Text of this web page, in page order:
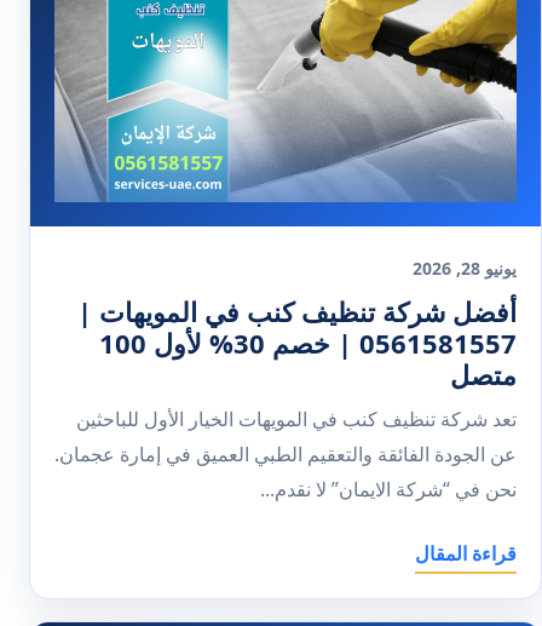
يونيو 28, 2026
أفضل شركة تنظيف كنب في المويهات |
0561581557 | خصم 30% لأول 100
متصل
تعد شركة تنظيف كنب في المويهات الخيار الأول للباحثين
عن الجودة الفائقة والتعقيم الطبي العميق في إمارة عجمان.
نحن في “شركة الايمان” لا نقدم...
قراءة المقال